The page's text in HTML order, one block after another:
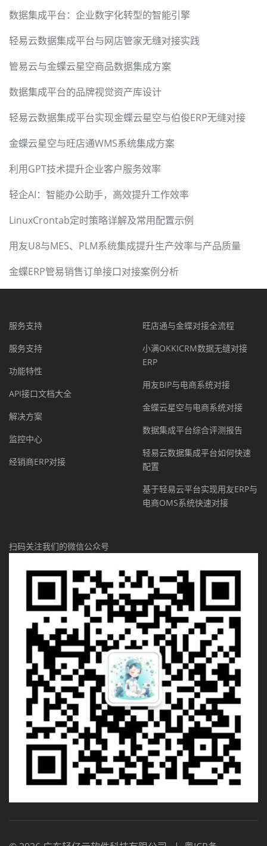
数据集成平台：企业数字化转型的智能引擎
轻易云数据集成平台与网店管家无缝对接实践
管易云与金蝶云星空商品数据集成方案
数据集成平台的品牌视觉资产库设计
轻易云数据集成平台实现金蝶云星空与伯俊ERP无缝对接
金蝶云星空与旺店通WMS系统集成方案
利用GPT技术提升企业客户服务效率
轻企AI：智能办公助手，高效提升工作效率
LinuxCrontab定时策略详解及常用配置示例
用友U8与MES、PLM系统集成提升生产效率与产品质量
金蝶ERP管易销售订单接口对接案例分析
服务支持
服务支持
功能特性
API接口文档大全
解决方案
监控中心
经销商ERP对接
旺店通与金蝶对接全流程
小满OKKICRM数据无缝对接
ERP
用友BIP与电商系统对接
金蝶云星空与电商系统对接
数据集成平台综合评测报告
轻易云数据集成平台如何快速
配置
基于轻易云平台实现用友ERP与
电商OMS系统快速对接
扫码关注我们的微信公众号